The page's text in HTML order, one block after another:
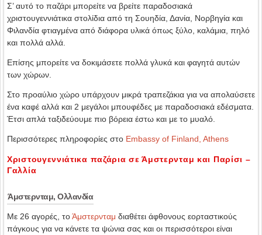
Σ’ αυτό το παζάρι μπορείτε να βρείτε παραδοσιακά
χριστουγεννιάτικα στολίδια από τη Σουηδία, Δανία, Νορβηγία και
Φιλανδία φτιαγμένα από διάφορα υλικά όπως ξύλο, καλάμια, πηλό
και πολλά αλλά.
Επίσης μπορείτε να δοκιμάσετε πολλά γλυκά και φαγητά αυτών
των χώρων.
Στο προαύλιο χώρο υπάρχουν μικρά τραπεζάκια για να απολαύσετε
ένα καφέ αλλά και 2 μεγάλοι μπουφέδες με παραδοσιακά εδέσματα.
Έτσι απλά ταξιδεύουμε πιο βόρεια έστω και με το μυαλό.
Περισσότερες πληροφορίες στο Embassy of Finland, Athens
Χριστουγεννιάτικα παζάρια σε Άμστερνταμ και Παρίσι –
Γαλλία
Άμστερνταμ, Ολλανδία
Με 26 αγορές, τοΆμστερνταμ διαθέτει άφθονους εορταστικούς
πάγκους για να κάνετε τα ψώνια σας και οι περισσότεροι είναι